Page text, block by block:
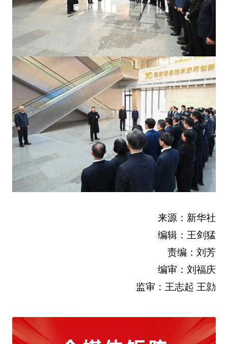
来源：新华社
编辑：王剑猛
责编：刘芳
编审：刘福庆
监审：王志起 王勍